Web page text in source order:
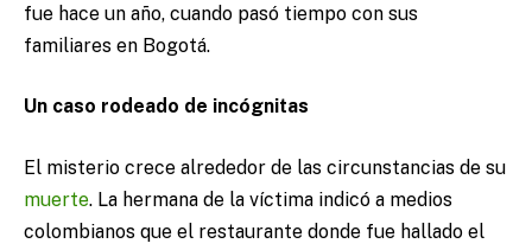
fue hace un año, cuando pasó tiempo con sus
familiares en Bogotá.
Un caso rodeado de incógnitas
El misterio crece alrededor de las circunstancias de su
muerte. La hermana de la víctima indicó a medios
colombianos que el restaurante donde fue hallado el